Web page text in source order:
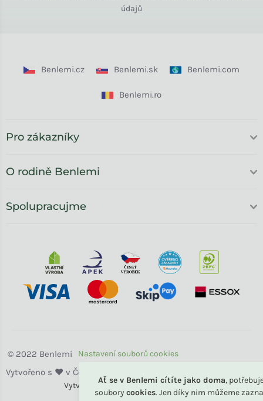
Ať se v Benlemi cítíte jako doma,
soubory cookies. Jen díky nim můžeme
údajů
Benlemi.cz Benlemi.sk Benlemi.com
Benlemi.ro
Pro zákazníky
O rodině Benlemi
Spolupracujme
Vytvořili Benlemi & Shoptet
Benlemi